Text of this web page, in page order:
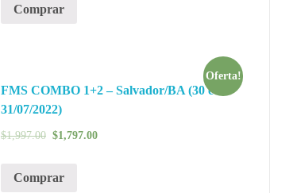
Comprar
Oferta!
FMS COMBO 1+2 – Salvador/BA (30 e
31/07/2022)
$1,997.00 $1,797.00
Comprar